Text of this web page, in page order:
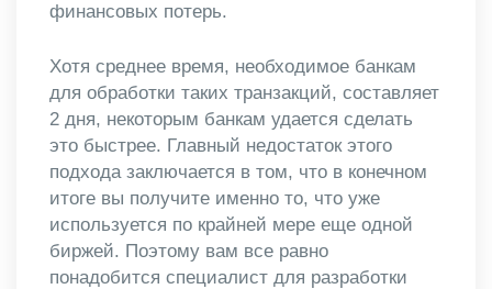
финансовых потерь.
Хотя среднее время, необходимое банкам
для обработки таких транзакций, составляет
2 дня, некоторым банкам удается сделать
это быстрее. Главный недостаток этого
подхода заключается в том, что в конечном
итоге вы получите именно то, что уже
используется по крайней мере еще одной
биржей. Поэтому вам все равно
понадобится специалист для разработки